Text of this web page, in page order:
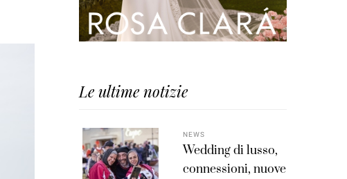
Le ultime notizie
NEWS
Wedding di lusso,
connessioni, nuove